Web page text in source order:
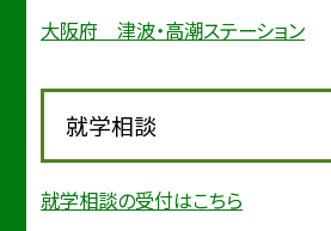
大阪府 津波・高潮ステーション
就学相談
就学相談の受付はこちら